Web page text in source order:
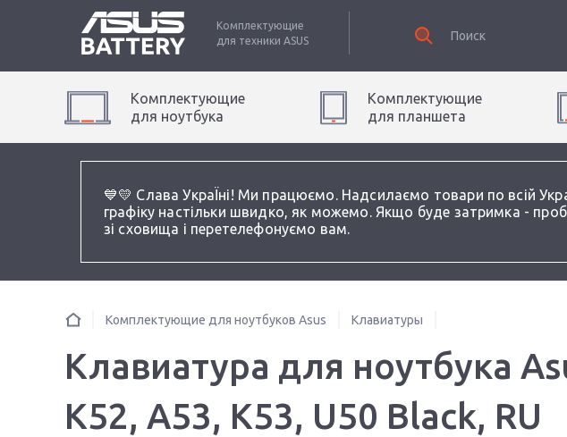
💙💛 Слава УкраЇні! Ми працюємо. Надсилаємо товари по всій
графіку настільки швидко, як можемо. Якщо буде затримка -
зі сховища і перетелефонуємо вам.
Комплектующие
для техники ASUS
Комплектующие
для ноутбука
Комплектующие
для планшета
Комплектующие для ноутбуков Asus Клавиатуры
Клавиатура для ноутбука
K52, A53, K53, U50 Black, RU